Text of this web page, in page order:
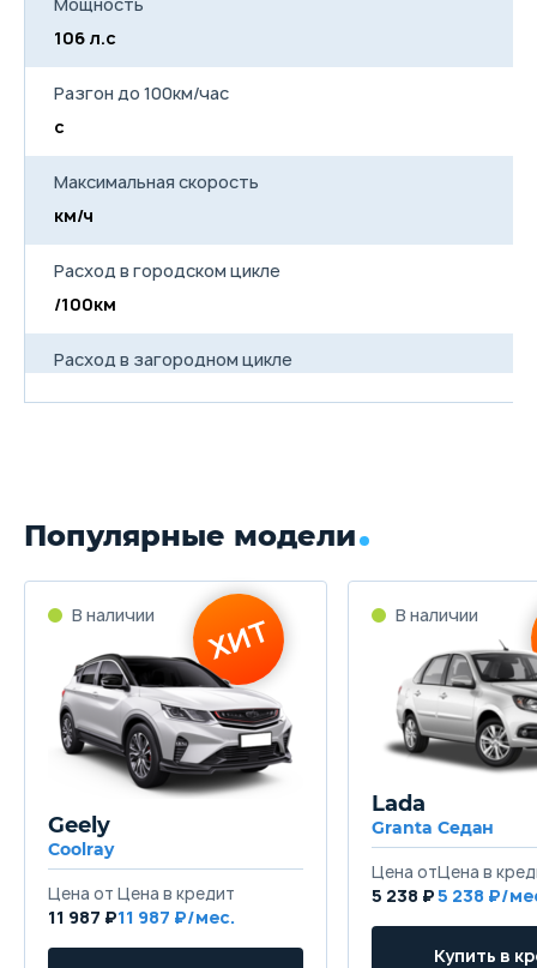
106 л.с
Разгон до 100км/час
с
Максимальная скорость
км/ч
Расход в городском цикле
/100км
Расход в загородном цикле
Объем топливного бака
Длина
4200 мм
Ширина
1760 мм
1570 мм
Колёсная база
2555 мм
Популярные модели
Geely
Coolray
11 987 ₽11 987
Lada
Granta Седан
5 238 ₽5 238